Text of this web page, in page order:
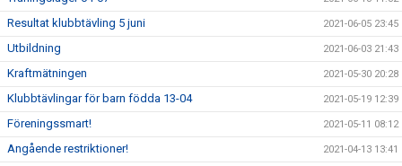
Resultat klubbtävling 5 juni 2021-06-05 23:45
Utbildning 2021-06-03 21:43
Kraftmätningen 2021-05-30 20:28
Klubbtävlingar för barn födda 13-04 2021-05-19 12:39
Föreningssmart! 2021-05-11 08:12
Angående restriktioner! 2021-04-13 13:41